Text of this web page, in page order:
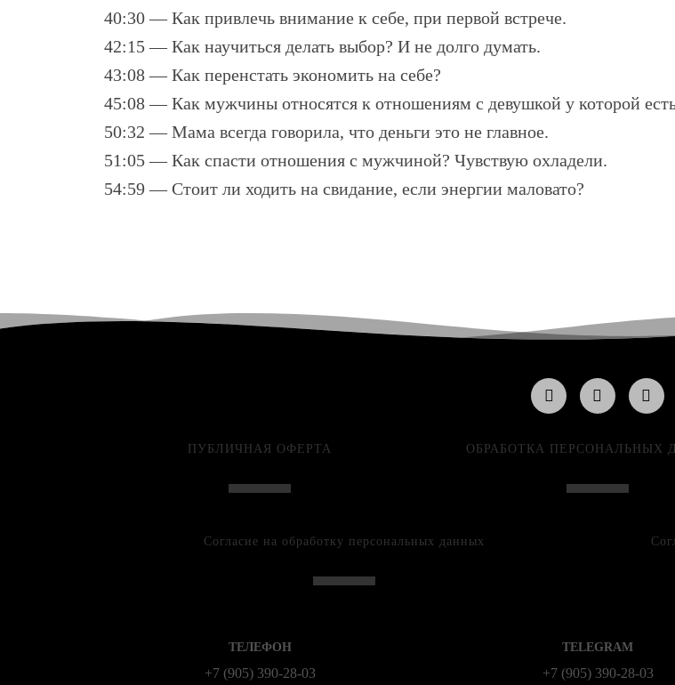
40:30 — Как привлечь внимание к себе, при первой встрече.
42:15 — Как научиться делать выбор? И не долго думать.
43:08 — Как перенстать экономить на себе?
45:08 — Как мужчины относятся к отношениям с девушкой у которой
50:32 — Мама всегда говорила, что деньги это не главное.
51:05 — Как спасти отношения с мужчиной? Чувствую охладели.
54:59 — Стоит ли ходить на свидание, если энергии маловато?
ПУБЛИЧНАЯ ОФЕРТА ОБРАБОТКА ПЕРСОНАЛЬНЫХ
Согласие на обработку персональных данных
ТЕЛЕФОН
+7 (905) 390-28-03
TELEGRAM
+7 (905) 390-28-03